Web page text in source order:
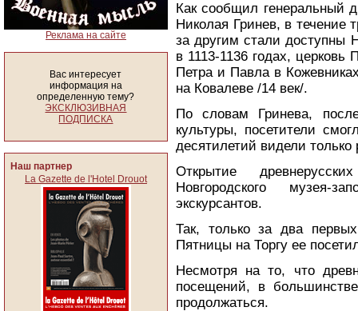
Реклама на сайте
Вас интересует
информация на
определенную тему?
ЭКСКЛЮЗИВНАЯ
ПОДПИСКА
Наш партнер
La Gazette de l'Hotel Drouot
Как сообщил генеральный
Николая Гринев, в течение
за другим стали доступны
в 1113-1136 годах,
Петра и Павла в
на Ковалеве /14 век/.
По словам Гринева,
культуры, посетители
десятилетий видели только
Открытие
Новгородского музея-
экскурсантов.
Так, только за два
Пятницы на Торгу ее
Несмотря на то, что
посещений, в
продолжаться.